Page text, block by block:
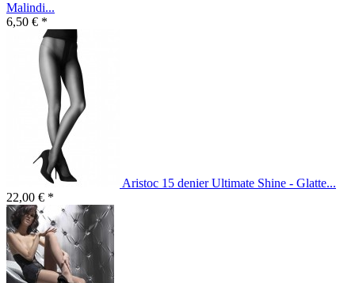
Malindi...
6,50 € *
Aristoc 15 denier Ultimate Shine - Glatte...
22,00 € *